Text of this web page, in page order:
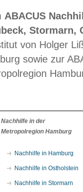
ABACUS
Stormarn,
von Holger
sowie zur
Nachhilfe in der
Metropolregion Hamburg
Nachhilfe in Hamburg
Nachhilfe in Ostholstein
Nachhilfe in Stormarn